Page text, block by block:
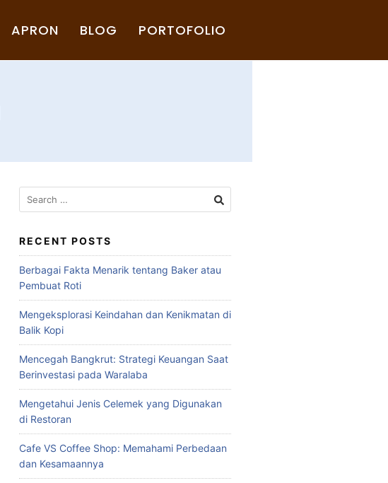
APRON BLOG PORTOFOLIO
RECENT POSTS
Berbagai Fakta Menarik tentang Baker atau
Pembuat Roti
Mengeksplorasi Keindahan dan Kenikmatan di
Balik Kopi
Mencegah Bangkrut: Strategi Keuangan Saat
Berinvestasi pada Waralaba
Mengetahui Jenis Celemek yang Digunakan
di Restoran
Cafe VS Coffee Shop: Memahami Perbedaan
dan Kesamaannya